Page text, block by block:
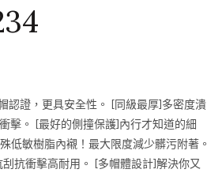
認證，更具安全性。 [同級最厚]多密度潰
擊。 [最好的側撞保護]內行才知道的細
低敏樹脂內襯！最大限度減少髒污附著。
抗衝擊高耐用。 [多帽體設計]解決你又